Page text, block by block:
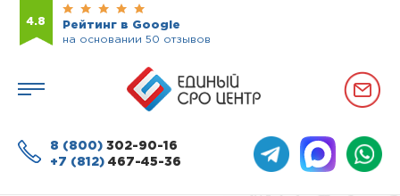
4.8
Рейтинг в Google
на основании 50 отзывов
8 (800) 302-90-16
+7 (812) 467-45-36